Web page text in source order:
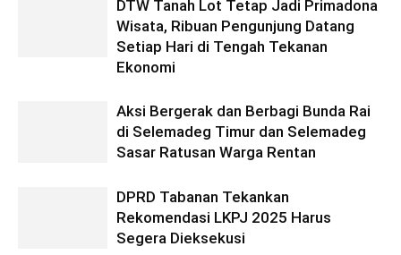
DTW Tanah Lot Tetap Jadi Primadona
Wisata, Ribuan Pengunjung Datang
Setiap Hari di Tengah Tekanan
Ekonomi
Aksi Bergerak dan Berbagi Bunda Rai
di Selemadeg Timur dan Selemadeg
Sasar Ratusan Warga Rentan
DPRD Tabanan Tekankan
Rekomendasi LKPJ 2025 Harus
Segera Dieksekusi